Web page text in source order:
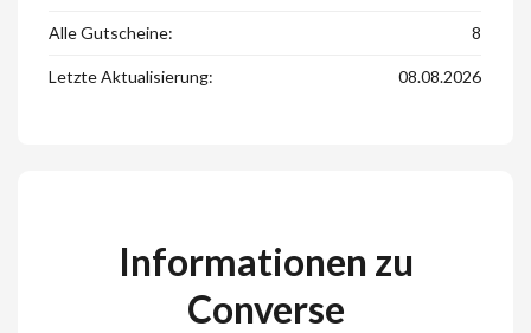
Alle Gutscheine: 8
Letzte Aktualisierung: 08.08.2026
Informationen zu
Converse